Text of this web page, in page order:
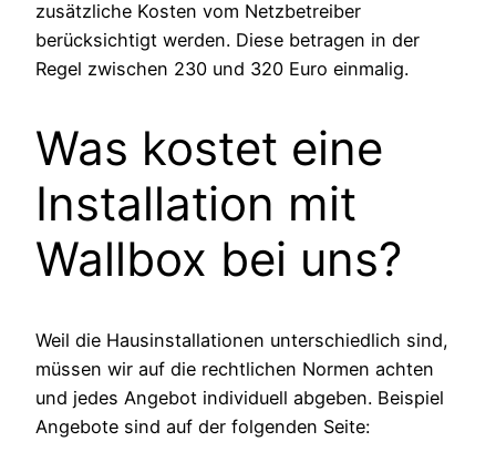
zusätzliche Kosten vom Netzbetreiber
berücksichtigt werden. Diese betragen in der
Regel zwischen 230 und 320 Euro einmalig.
Was kostet eine
Installation mit
Wallbox bei uns?
Weil die Hausinstallationen unterschiedlich sind,
müssen wir auf die rechtlichen Normen achten
und jedes Angebot individuell abgeben. Beispiel
Angebote sind auf der folgenden Seite: